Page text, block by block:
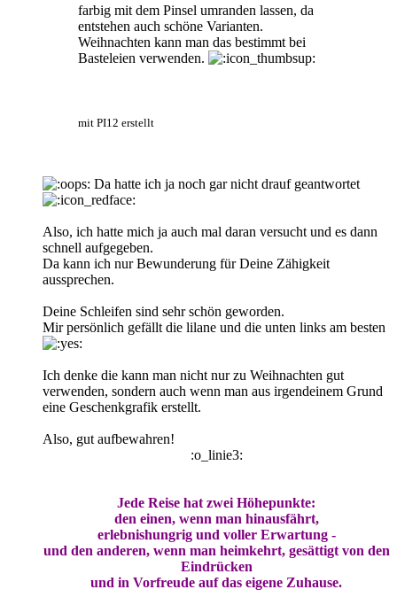
farbig mit dem Pinsel umranden lassen, da
entstehen auch schöne Varianten.
Weihnachten kann man das bestimmt bei
Basteleien verwenden.
mit PI12 erstellt
Da hatte ich ja noch gar nicht drauf geantwortet
Also, ich hatte mich ja auch mal daran versucht und es dann
schnell aufgegeben.
Da kann ich nur Bewunderung für Deine Zähigkeit
aussprechen.
Deine Schleifen sind sehr schön geworden.
Mir persönlich gefällt die lilane und die unten links am besten
Ich denke die kann man nicht nur zu Weihnachten gut
verwenden, sondern auch wenn man aus irgendeinem Grund
eine Geschenkgrafik erstellt.
Also, gut aufbewahren!
:o_linie3:
Jede Reise hat zwei Höhepunkte:
den einen, wenn man hinausfährt,
erlebnishungrig und voller Erwartung -
und den anderen, wenn man heimkehrt, gesättigt von den
Eindrücken
und in Vorfreude auf das eigene Zuhause.